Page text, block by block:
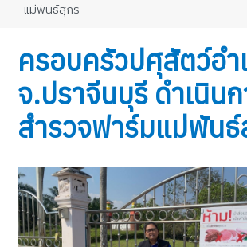
แม่พันธ์สุกร
ครอบครัวปศุสัตว์อำ
จ.ปราจีนบุรี ดำเนิน
สำรวจฟาร์มแม่พัน